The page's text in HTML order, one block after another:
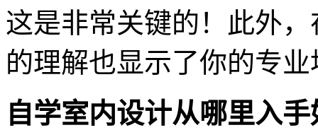
这是非常关键的！此外
的理解也显示了你的专
自学室内设计从哪里入手